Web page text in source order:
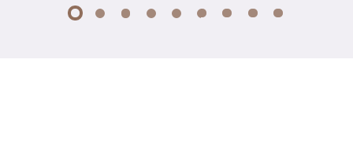
1 2 3 4 5 6 7 8 9